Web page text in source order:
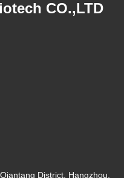
CO.,LTD
District, Hangzhou,